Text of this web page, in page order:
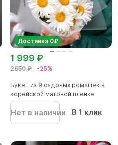
Доставка 0₽
2650 ₽ -25%
1 999 ₽
Букет из 9 садовых ромашек в
корейской матовой пленке
Нет в наличии В 1 клик